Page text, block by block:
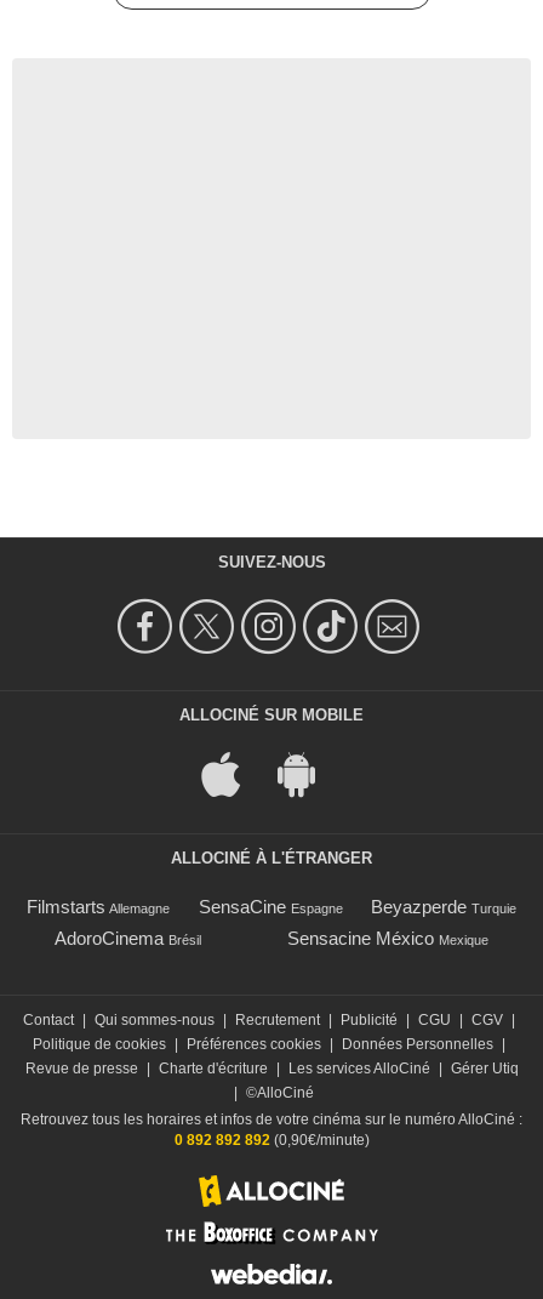
SUIVEZ-NOUS
ALLOCINÉ SUR MOBILE
ALLOCINÉ À L'ÉTRANGER
Filmstarts Allemagne SensaCine Espagne Beyazperde Turquie
AdoroCinema Brésil Sensacine México Mexique
Contact Qui sommes-nous Recrutement Publicité CGU CGV
Politique de cookies
Préférences cookies Données Personnelles
Revue de presse
Charte d'écriture Les services AlloCiné
Gérer Utiq
©AlloCiné
Retrouvez tous les horaires et infos de votre cinéma sur le numéro AlloCiné :
0 892 892 892(0,90€/minute)